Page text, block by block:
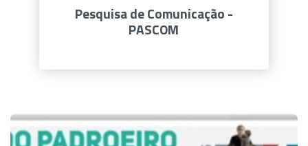
Pesquisa de Comunicação -
PASCOM